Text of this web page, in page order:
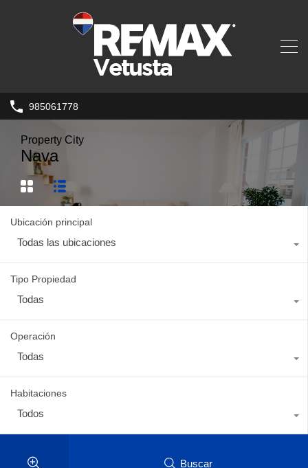
985061778
Property City
Nava
Ubicación principal
Todas las ubicaciones
Tipo Propiedad
Todas
Operación
Todas
Habitaciones
Todos
Buscar